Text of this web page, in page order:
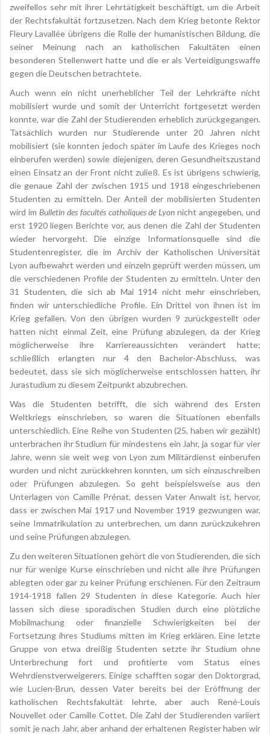
zweifellos sehr mit ihrer Lehrtätigkeit beschäftigt, um die Arbeit
der Rechtsfakultät fortzusetzen. Nach dem Krieg betonte Rektor
Fleury Lavallée übrigens die Rolle der humanistischen Bildung, die
seiner Meinung nach an katholischen Fakultäten einen
besonderen Stellenwert hatte und die er als Verteidigungswaffe
gegen die Deutschen betrachtete.
Auch wenn ein nicht unerheblicher Teil der Lehrkräfte nicht
mobilisiert wurde und somit der Unterricht fortgesetzt werden
konnte, war die Zahl der Studierenden erheblich zurückgegangen.
Tatsächlich wurden nur Studierende unter 20 Jahren nicht
mobilisiert (sie konnten jedoch später im Laufe des Krieges noch
einberufen werden) sowie diejenigen, deren Gesundheitszustand
einen Einsatz an der Front nicht zuließ. Es ist übrigens schwierig,
die genaue Zahl der zwischen 1915 und 1918 eingeschriebenen
Studenten zu ermitteln. Der Anteil der mobilisierten Studenten
wird im Bulletin des facultés catholiques de Lyon nicht angegeben, und
erst 1920 liegen Berichte vor, aus denen die Zahl der Studenten
wieder hervorgeht. Die einzige Informationsquelle sind die
Studentenregister, die im Archiv der Katholischen Universität
Lyon aufbewahrt werden und einzeln geprüft werden müssen, um
die verschiedenen Profile der Studenten zu ermitteln. Unter den
31 Studenten, die sich ab Mai 1914 nicht mehr einschrieben,
finden wir unterschiedliche Profile. Ein Drittel von ihnen ist im
Krieg gefallen. Von den übrigen wurden 9 zurückgestellt oder
hatten nicht einmal Zeit, eine Prüfung abzulegen, da der Krieg
möglicherweise ihre Karriereaussichten verändert hatte;
schließlich erlangten nur 4 den Bachelor-Abschluss, was
bedeutet, dass sie sich möglicherweise entschlossen hatten, ihr
Jurastudium zu diesem Zeitpunkt abzubrechen.
Was die Studenten betrifft, die sich während des Ersten
Weltkriegs einschrieben, so waren die Situationen ebenfalls
unterschiedlich. Eine Reihe von Studenten (25, haben wir gezählt)
unterbrachen ihr Studium für mindestens ein Jahr, ja sogar für vier
Jahre, wenn sie weit weg von Lyon zum Militärdienst einberufen
wurden und nicht zurückkehren konnten, um sich einzuschreiben
oder Prüfungen abzulegen. So geht beispielsweise aus den
Unterlagen von Camille Prénat, dessen Vater Anwalt ist, hervor,
dass er zwischen Mai 1917 und November 1919 gezwungen war,
seine Immatrikulation zu unterbrechen, um dann zurückzukehren
und seine Prüfungen abzulegen.
Zu den weiteren Situationen gehört die von Studierenden, die sich
nur für wenige Kurse einschrieben und nicht alle ihre Prüfungen
ablegten oder gar zu keiner Prüfung erschienen. Für den Zeitraum
1914-1918 fallen 29 Studenten in diese Kategorie. Auch hier
lassen sich diese sporadischen Studien durch eine plötzliche
Mobilmachung oder finanzielle Schwierigkeiten bei der
Fortsetzung ihres Studiums mitten im Krieg erklären. Eine letzte
Gruppe von etwa dreißig Studenten setzte ihr Studium ohne
Unterbrechung fort und profitierte vom Status eines
Wehrdienstverweigerers. Einige schafften sogar den Doktorgrad,
wie Lucien-Brun, dessen Vater bereits bei der Eröffnung der
katholischen Rechtsfakultät lehrte, aber auch René-Louis
Nouvellet oder Camille Cottet. Die Zahl der Studierenden variiert
somit je nach Jahr, aber anhand der erhaltenen Register haben wir